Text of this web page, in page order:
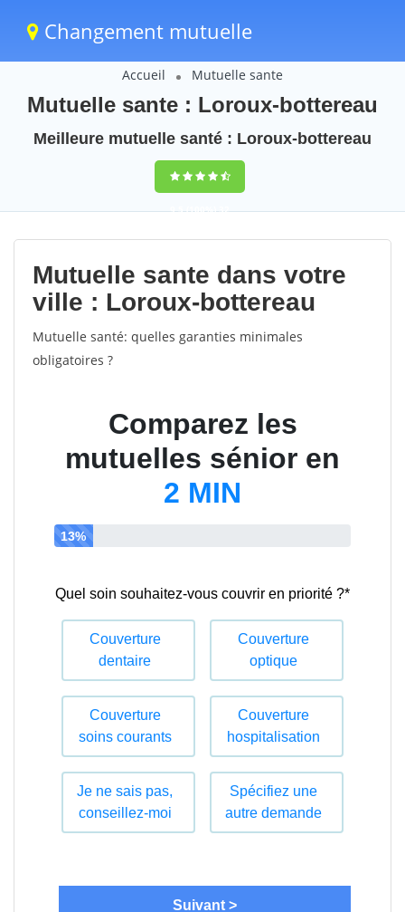
Changement mutuelle
Accueil Mutuelle sante
Mutuelle sante : Loroux-bottereau
Meilleure mutuelle santé : Loroux-bottereau
9,5(100%)32
votes
Mutuelle sante dans votre
ville : Loroux-bottereau
Mutuelle santé: quelles garanties minimales
obligatoires ?